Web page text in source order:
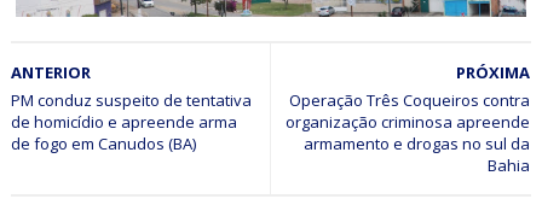
Jaguarari registra aumento no número de eleitores aptos
para as Eleições 2026
PRÓXIMA
Operação Três Coqueiros contra
organização criminosa apreende
armamento e drogas no sul da
Bahia
ANTERIOR
PM conduz suspeito de tentativa
de homicídio e apreende arma
de fogo em Canudos (BA)